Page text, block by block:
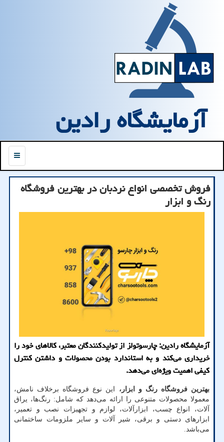
آزمایشگاه رادین
منو
فروش تخصصی انواع نردبان در بهترین فروشگاه
رنگ و ابزار
آزمایشگاه رادین: چارسوتولز از تولید‌کنندگان معتبر، کالاهای خود را
خریداری می‌کند و به استاندارد بودن محصولات و داشتن کنترل
کیفی اهمیت ویژه‌ای می‌دهد.
بهترین فروشگاه رنگ و ابزار، این نوع فروشگاه برخلاف نامش،
معمولا محصولات متنوعی را ارائه می‌دهد که شامل: رنگ‌ها، یراق
آلات، انواع چسب، ابزارآلات، لوازم و تجهیزات نصب و تعمیر،
ابزارهای دستی و برقی، شیر آلات و سایر ملزومات ساختمانی
می‌باشد.